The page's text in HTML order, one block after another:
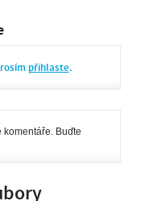
přihlaste.
komentáře. Buďte